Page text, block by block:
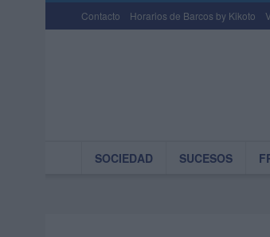
Contacto Horarios de Barcos by Kikoto
SOCIEDAD SUCESOS